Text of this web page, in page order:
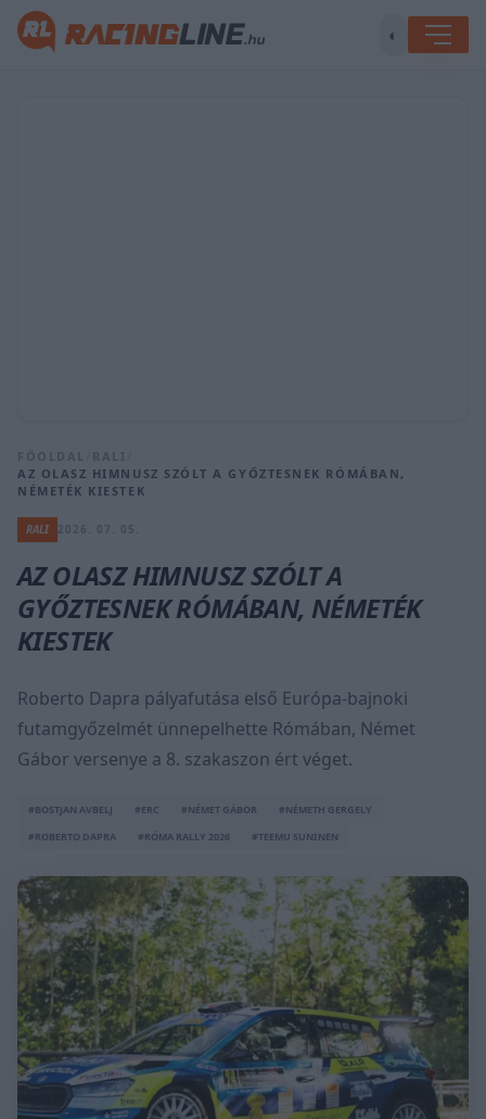
◐
FŐOLDAL RALI
AZ OLASZ HIMNUSZ SZÓLT A GYŐZTESNEK RÓMÁBAN,
NÉMETÉK KIESTEK
RALI
AZ OLASZ HIMNUSZ SZÓLT A
GYŐZTESNEK RÓMÁBAN, NÉMETÉK
KIESTEK
Roberto Dapra pályafutása első Európa-bajnoki
futamgyőzelmét ünnepelhette Rómában, Német
Gábor versenye a 8. szakaszon ért véget.
#BOSTJAN AVBELJ #ERC #NÉMET GÁBOR
#NÉMETH GERGELY
#ROBERTO DAPRA
#RÓMA RALLY 2026 #TEEMU SUNINEN